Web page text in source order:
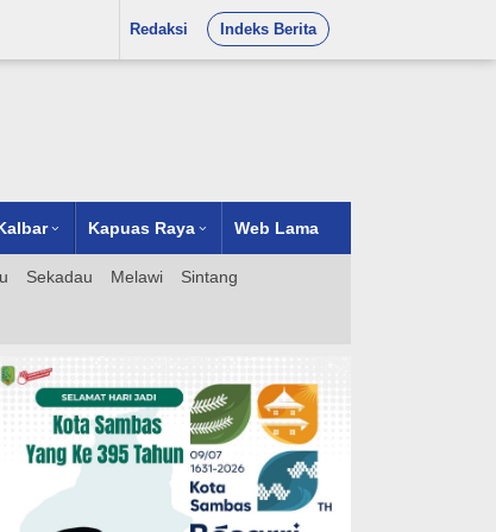
Redaksi Indeks Berita
Kapuas Raya Web Lama
Sekadau Melawi Sintang